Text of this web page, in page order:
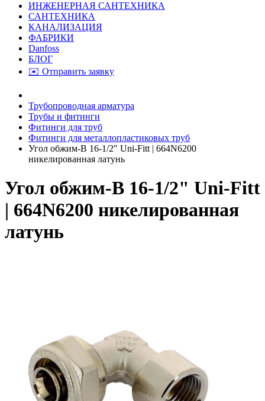
ИНЖЕНЕРНАЯ САНТЕХНИКА
САНТЕХНИКА
КАНАЛИЗАЦИЯ
ФАБРИКИ
Danfoss
БЛОГ
✉️ Отправить заявку
Трубопроводная арматура
Трубы и фитинги
Фитинги для труб
Фитинги для металлопластиковых труб
Угол обжим-В 16-1/2" Uni-Fitt | 664N6200
никелированная латунь
Угол обжим-В 16-1/2" Uni-Fitt
| 664N6200 никелированная
латунь